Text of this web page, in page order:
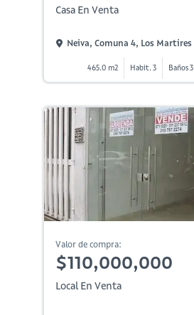
Casa En Venta
Neiva, Comuna 4, Los Martires
465.0 m2 Habit. 3 Baños 3
Valor de compra:
$110,000,000
Local En Venta